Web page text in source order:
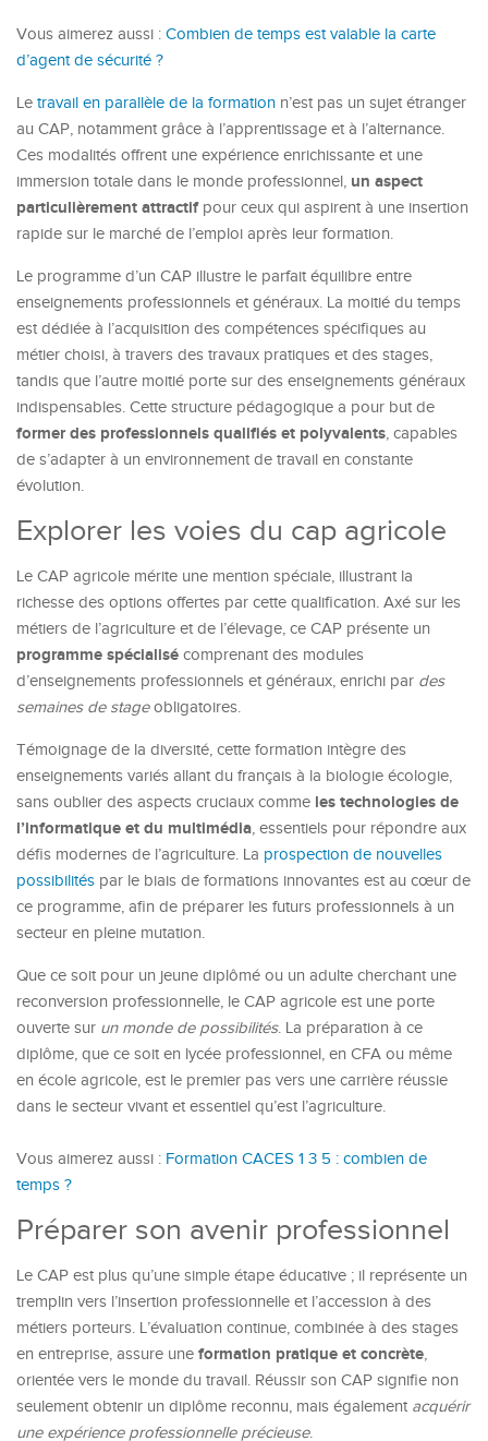
Vous aimerez aussi : Combien de temps est valable la carte
d’agent de sécurité ?
Le travail en parallèle de la formation n’est pas un sujet étranger
au CAP, notamment grâce à l’apprentissage et à l’alternance.
Ces modalités offrent une expérience enrichissante et une
immersion totale dans le monde professionnel, un aspect
particulièrement attractifpour ceux qui aspirent à une insertion
rapide sur le marché de l’emploi après leur formation.
Le programme d’un CAP illustre le parfait équilibre entre
enseignements professionnels et généraux. La moitié du temps
est dédiée à l’acquisition des compétences spécifiques au
métier choisi, à travers des travaux pratiques et des stages,
tandis que l’autre moitié porte sur des enseignements généraux
indispensables. Cette structure pédagogique a pour but de
former des professionnels qualifiés et polyvalents, capables
de s’adapter à un environnement de travail en constante
évolution.
Explorer les voies du cap agricole
Le CAP agricole mérite une mention spéciale, illustrant la
richesse des options offertes par cette qualification. Axé sur les
métiers de l’agriculture et de l’élevage, ce CAP présente un
programme spécialisé comprenant des modules
d’enseignements professionnels et généraux, enrichi par des
semaines de stageobligatoires.
Témoignage de la diversité, cette formation intègre des
enseignements variés allant du français à la biologie écologie,
sans oublier des aspects cruciaux comme les technologies de
l’informatique et du multimédia, essentiels pour répondre aux
défis modernes de l’agriculture. La prospection de nouvelles
possibilités par le biais de formations innovantes est au cœur de
ce programme, afin de préparer les futurs professionnels à un
secteur en pleine mutation.
Que ce soit pour un jeune diplômé ou un adulte cherchant une
reconversion professionnelle, le CAP agricole est une porte
ouverte sur un monde de possibilités. La préparation à ce
diplôme, que ce soit en lycée professionnel, en CFA ou même
en école agricole, est le premier pas vers une carrière réussie
dans le secteur vivant et essentiel qu’est l’agriculture.
Vous aimerez aussi : Formation CACES 1 3 5 : combien de
temps ?
Préparer son avenir professionnel
Le CAP est plus qu’une simple étape éducative ; il représente un
tremplin vers l’insertion professionnelle et l’accession à des
métiers porteurs. L’évaluation continue, combinée à des stages
en entreprise, assure une formation pratique et concrète,
orientée vers le monde du travail. Réussir son CAP signifie non
seulement obtenir un diplôme reconnu, mais également acquérir
une expérience professionnelle précieuse.